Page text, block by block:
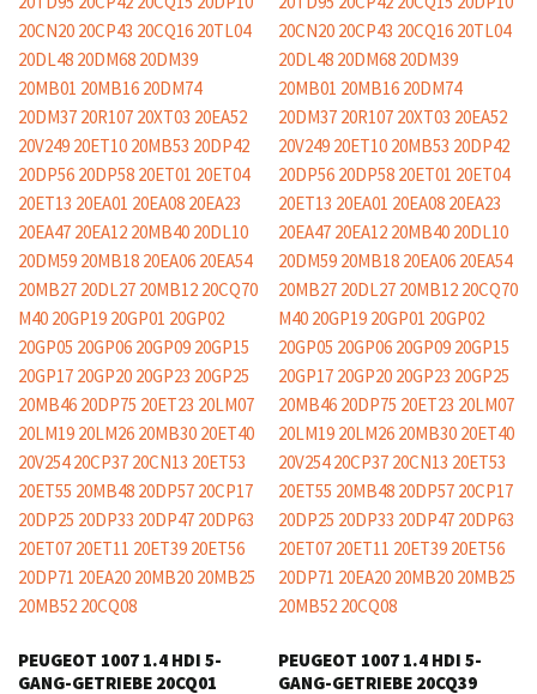
PEUGEOT 1007 1.4 HDI 5-
GANG-GETRIEBE 20CQ01
PEUGEOT 1007 1.4 HDI 5-
GANG-GETRIEBE 20CQ39